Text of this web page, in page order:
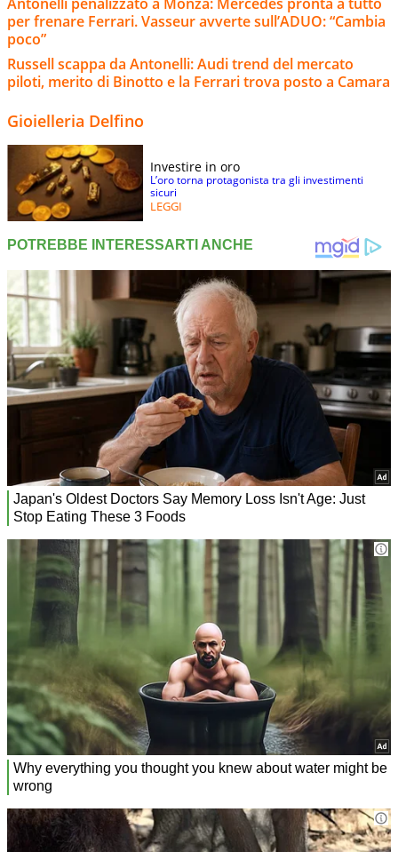
per frenare Ferrari. Vasseur avverte sull’ADUO: “Cambia
poco”
Russell scappa da Antonelli: Audi trend del mercato
piloti, merito di Binotto e la Ferrari trova posto a Camara
Gioielleria Delfino
Investire in oro
L’oro torna protagonista tra gli investimenti
sicuri
LEGGI